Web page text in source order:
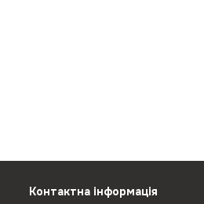
Контактна інформація